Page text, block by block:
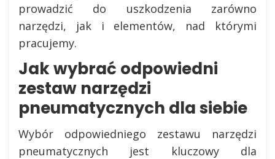
prowadzić do uszkodzenia zarówno
narzędzi, jak i elementów, nad którymi
pracujemy.
Jak wybrać odpowiedni
zestaw narzędzi
pneumatycznych dla siebie
Wybór odpowiedniego zestawu narzędzi
pneumatycznych jest kluczowy dla